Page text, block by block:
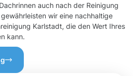
auch nach der Reinigung
wir eine nachhaltige
Karlstadt, die den Wert Ihres
kann.